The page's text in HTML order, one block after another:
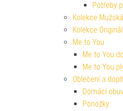
Potřeby
Kolekce
Kolekce Originál
Me to You
Me to You
Me to You
Oblečení a
Domácí
Ponožky